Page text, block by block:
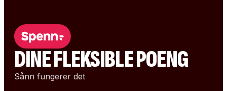
DINE FLEKSIBLE POENG
Sånn fungerer det